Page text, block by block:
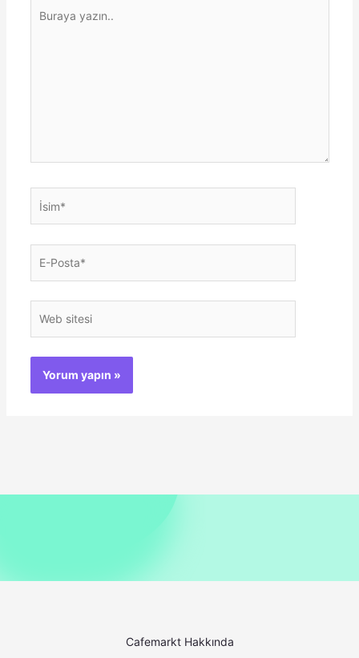
yazın..
Posta*
sitesi
Cafemarkt Hakkında